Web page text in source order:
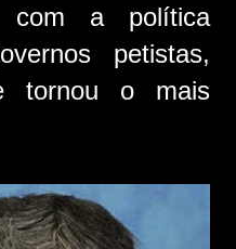
com a política
petistas,
tornou o mais